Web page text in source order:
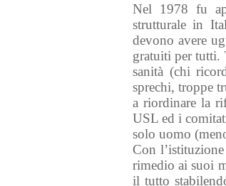
Nel 1978 fu
strutturale in
devono avere
gratuiti per tutti.
sanità (chi
sprechi, troppe
a riordinare la
USL ed i
solo uomo
Con
rimedio ai suoi
il tutto